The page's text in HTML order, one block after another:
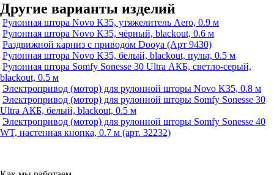
Другие варианты изделий
Рулонная штора Novo K35, утяжелитель Aero, 0.9 м
Рулонная штора Novo K35, чёрный, blackout, 0.6 м
Раздвижной карниз с приводом Dooya (Арт 9430)
Рулонная штора Novo K35, белый, blackout, пульт, 0.5 м
Рулонная штора Somfy Sonesse 30 Ultra АКБ, светло-серый,
blackout, 0.5 м
Электропривод (мотор) для рулонной шторы Novo K35, 0.8 м
Электропривод (мотор) для рулонной шторы Somfy Sonesse 30
Ultra АКБ, белый, blackout, 0.5 м
Электропривод (мотор) для рулонной шторы Somfy Sonesse 40
WT, настенная кнопка, 0.7 м (арт. 32232)